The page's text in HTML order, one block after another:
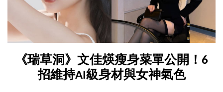
《瑞草洞》文佳煐瘦身菜單公開！6
招維持AI級身材與女神氣色